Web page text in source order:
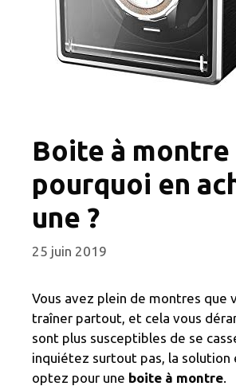
Boite à montre
pourquoi en
une ?
25 juin 2019
Vous avez plein de montres que
traîner partout, et cela vous
sont plus susceptibles de se
inquiétez surtout pas, la solution
optez pour une boite à montre